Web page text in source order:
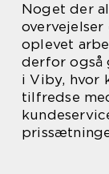
Noget der
oplevet
derfor også
i Viby, hvor
tilfredse